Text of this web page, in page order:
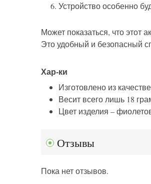
Устройство особенно
Может показаться, что этот
Это удобный и безопасный
Хар-ки
Изготовлено из
Весит всего лишь 18
Цвет изделия –
Отзывы
Пока нет отзывов.